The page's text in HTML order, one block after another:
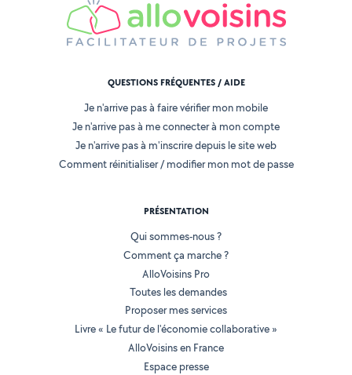
QUESTIONS FRÉQUENTES / AIDE
Je n'arrive pas à faire vérifier mon mobile
Je n'arrive pas à me connecter à mon compte
Je n'arrive pas à m'inscrire depuis le site web
Comment réinitialiser / modifier mon mot de passe
PRÉSENTATION
Qui sommes-nous ?
Comment ça marche ?
AlloVoisins Pro
Toutes les demandes
Proposer mes services
Livre « Le futur de l'économie collaborative »
AlloVoisins en France
Espace presse